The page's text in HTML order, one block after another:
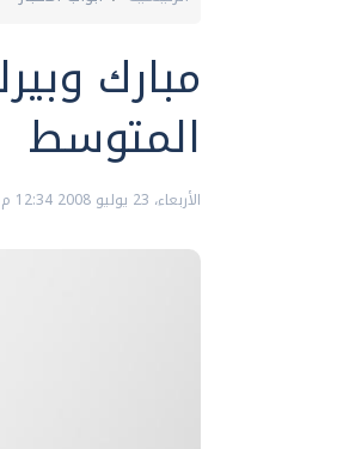
مبارك
المتوسط
الأربعاء، 23 يوليو 2008 12:34 م